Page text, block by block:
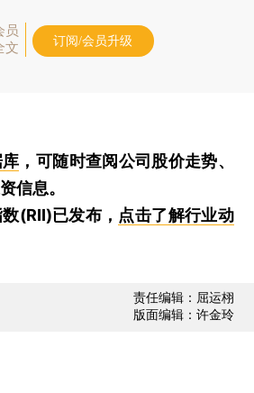
员
文
订阅/会员升级
，可随时查阅公司股价走势、
信息。
(RII)已发布， 点击了解行业动
责任编辑：屈运栩
版面编辑：许金玲